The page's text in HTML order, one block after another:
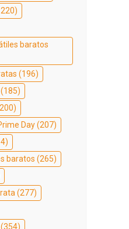
baratos
(196)
(185)
Day(207)
baratos (265)
(277)
(354)